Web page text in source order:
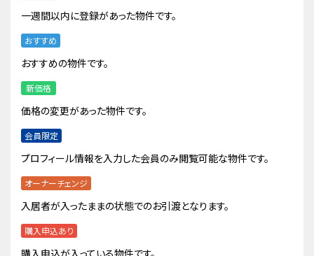
一週間以内に登録があった物件です。
おすすめ
おすすめの物件です。
新価格
価格の変更があった物件です。
会員限定
プロフィール情報を入力した会員のみ閲覧可能な物件です。
オーナーチェンジ
入居者が入ったままの状態でのお引渡となります。
購入申込あり
購入申込が入っている物件です。